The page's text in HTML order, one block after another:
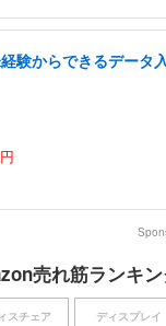
験からできるデータ
売れ筋ランキ
スチェア ディスプレイ